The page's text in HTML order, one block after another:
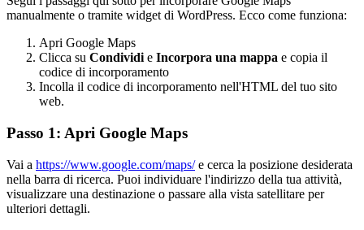
manualmente o tramite widget di WordPress. Ecco come funziona:
Apri Google Maps
Clicca su Condividie Incorpora una mappa e copia il
codice di incorporamento
Incolla il codice di incorporamento nell'HTML del tuo sito
web.
Passo 1: Apri Google Maps
Vai a https://www.google.com/maps/e cerca la posizione desiderata
nella barra di ricerca. Puoi individuare l'indirizzo della tua attività,
visualizzare una destinazione o passare alla vista satellitare per
ulteriori dettagli.